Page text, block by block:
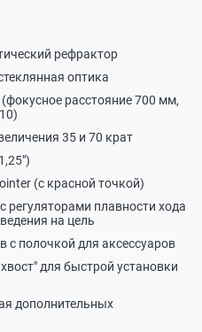
рефрактор
оптика
расстояние 700 мм,
35 и 70 крат
(с красной точкой)
регуляторами плавности хода
на цель
с полочкой для аксессуаров
для быстрой установки
дополнительных